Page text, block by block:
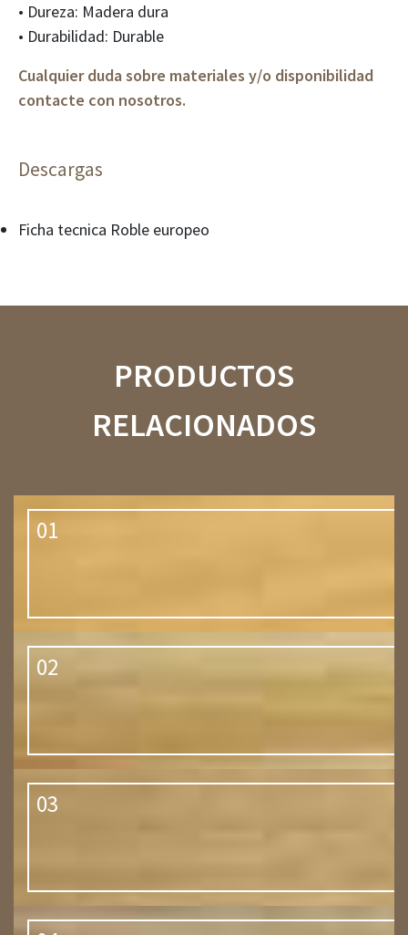
• Dureza: Madera dura
• Durabilidad: Durable
Cualquier duda sobre materiales y/o disponibilidad
contacte con nosotros.
Descargas
Ficha tecnica Roble europeo
PRODUCTOS
RELACIONADOS
01
02
03